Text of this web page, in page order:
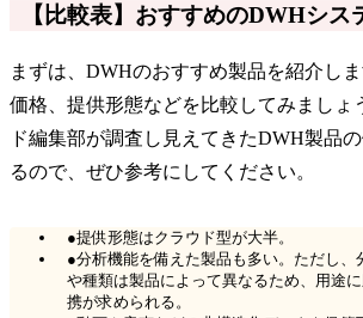
【比較表】おすすめのDWHシス
まずは、DWHのおすすめ製品を紹介し
価格、提供形態などを比較してみましょ
ド編集部が調査し見えてきたDWH製品
るので、ぜひ参考にしてください。
●提供形態はクラウド型が大半。
●分析機能を備えた製品も多い。ただし、
や種類は製品によって異なるため、用途
携が求められる。